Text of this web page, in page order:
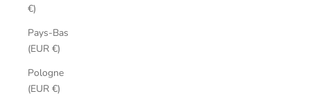
€)
Pays-Bas
(EUR €)
Pologne
(EUR €)